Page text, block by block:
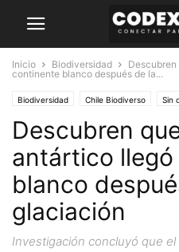
Inicio Biodiversidad
continente blanco después de la...
Biodiversidad Chile Biodiverso Sin
Descubren
antártico
blanco
glaciación
Investigación concluyó que